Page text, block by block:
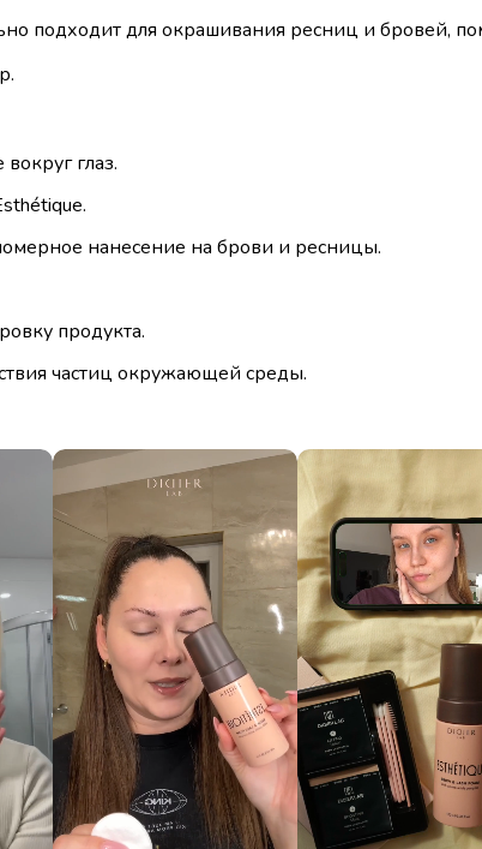
подходит для окрашивания ресниц и бровей,
глаз.
нанесение на брови и ресницы.
продукта.
частиц окружающей среды.